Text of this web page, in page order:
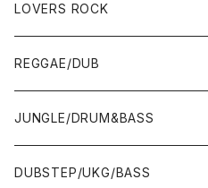
LOVERS ROCK
7"
12"
ALBUM&V.A.
REGGAE/DUB
7"
10"
JUNGLE/DRUM&BASS
7"
DUBSTEP/UKG/BASS